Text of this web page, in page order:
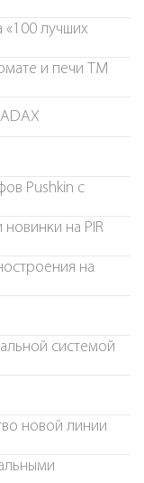
«100 лучших
и печи TM
Pushkin c
на PIR
на
системой
новой линии